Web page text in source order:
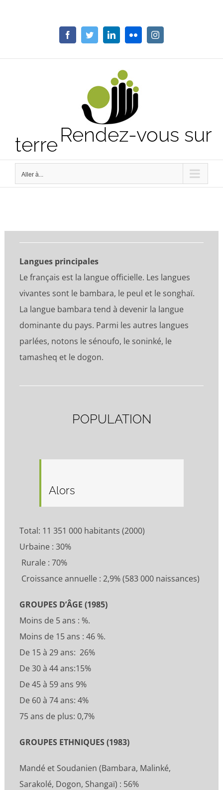
FacebookTwitterLinkedInFlickr Instagram
Rendez-vous sur
terre
Aller à...
Langues principales
Le français est la langue officielle. Les langues
vivantes sont le bambara, le peul et le songhaï.
La langue bambara tend à devenir la langue
dominante du pays. Parmi les autres langues
parlées, notons le sénoufo, le soninké, le
tamasheq et le dogon.
POPULATION
Alors
Total: 11 351 000 habitants (2000)
Urbaine : 30%
Rurale : 70%
Croissance annuelle : 2,9% (583 000 naissances)
GROUPES D’ÂGE (1985)
Moins de 5 ans : %.
Moins de 15 ans : 46 %.
De 15 à 29 ans: 26%
De 30 à 44 ans:15%
De 45 à 59 ans 9%
De 60 à 74 ans: 4%
75 ans de plus: 0,7%
GROUPES ETHNIQUES (1983)
Mandé et Soudanien (Bambara, Malinké,
Sarakolé, Dogon, Shangaï) : 56%